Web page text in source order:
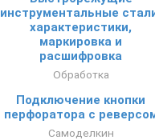
инструментальные
характеристики,
маркировка и
расшифровка
Обработка
Подключение кнопки
перфоратора с
Самоделкин